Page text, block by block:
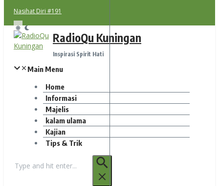
Nasihat Diri #191
RadioQu Kuningan
Inspirasi Spirit Hati
Main Menu
Home
Informasi
Majelis
kalam ulama
Kajian
Tips & Trik
untuk: